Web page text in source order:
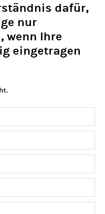
dafür,
nur
wenn Ihre
eingetragen